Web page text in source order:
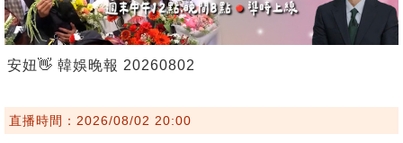
安妞👋 韓娛晚報 20260802
直播時間：2026/08/02 20:00